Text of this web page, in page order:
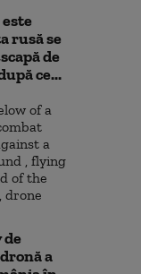
rusă se
de
ce...
de
a